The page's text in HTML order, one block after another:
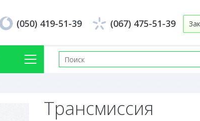
(050) 419-51-39 (067) 475-51-39
Трансмиссия